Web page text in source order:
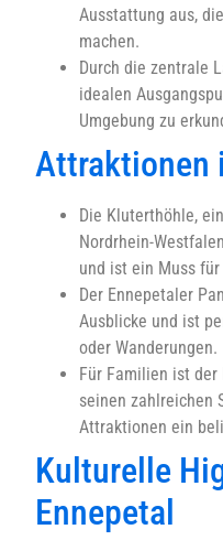
Ausstattung aus,
machen.
Durch die zentrale
idealen
Umgebung zu
Attraktionen
Die Kluterthöhle,
Nordrhein-
und ist ein Muss
Der Ennepetaler
Ausblicke und ist
oder Wanderungen.
Für Familien ist
seinen zahlreichen
Attraktionen ein
Kulturelle
Ennepetal